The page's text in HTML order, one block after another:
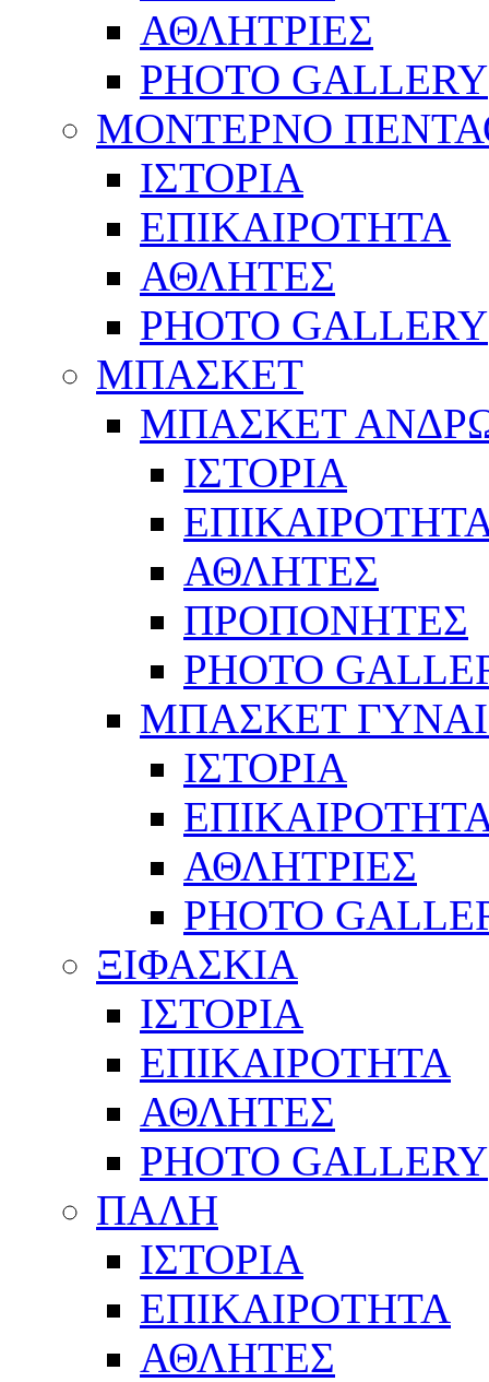
ΑΘΛΗΤΡΙΕΣ
PHOTO GALLERY
ΜΟΝΤΕΡΝΟ
ΙΣΤΟΡΙΑ
ΕΠΙΚΑΙΡΟΤΗΤΑ
ΑΘΛΗΤΕΣ
PHOTO GALLERY
ΜΠΑΣΚΕΤ
ΜΠΑΣΚΕΤ
ΙΣΤΟΡΙΑ
ΑΘΛΗΤΕΣ
ΠΡΟΠΟΝΗΤΕΣ
PHOTO
ΜΠΑΣΚΕΤ
ΙΣΤΟΡΙΑ
ΑΘΛΗΤΡΙΕΣ
PHOTO
ΞΙΦΑΣΚΙΑ
ΙΣΤΟΡΙΑ
ΕΠΙΚΑΙΡΟΤΗΤΑ
ΑΘΛΗΤΕΣ
PHOTO GALLERY
ΠΑΛΗ
ΙΣΤΟΡΙΑ
ΕΠΙΚΑΙΡΟΤΗΤΑ
ΑΘΛΗΤΕΣ